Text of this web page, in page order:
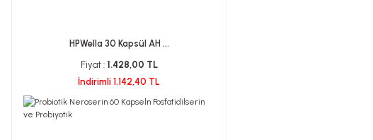
HPWella 30 Kapsül AH ...
Fiyat : 1.428,00 TL
İndirimli 1.142,40 TL